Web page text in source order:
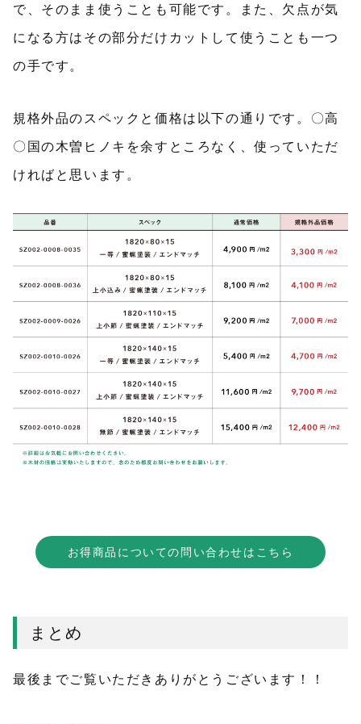
で、そのまま使うことも可能です。また、欠点が気
になる方はその部分だけカットして使うことも一つ
の手です。
規格外品のスペックと価格は以下の通りです。〇高
〇国の木曽ヒノキを余すところなく、使っていただ
ければと思います。
お得商品についての問い合わせはこちら
まとめ
最後までご覧いただきありがとうございます！！